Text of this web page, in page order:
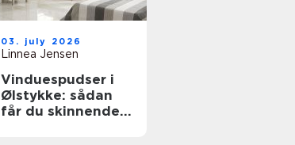
03. july 2026
Linnea Jensen
Vinduespudser i
Ølstykke: sådan
får du skinnende